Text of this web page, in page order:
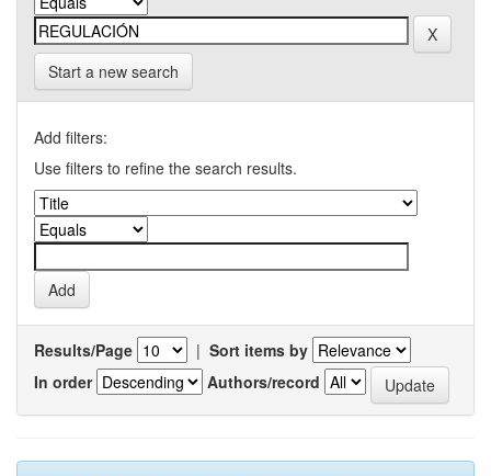
Start a new search
Add filters:
Use filters to refine the search results.
Results/Page | Sort items by
In order
Authors/record